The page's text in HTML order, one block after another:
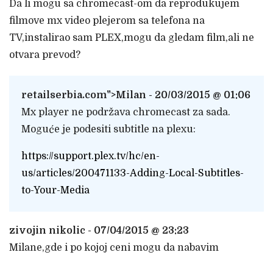
Da li mogu sa chromecast-om da reprodukujem
filmove mx video plejerom sa telefona na
TV,instalirao sam PLEX,mogu da gledam film,ali ne
otvara prevod?
retailserbia.com">Milan - 20/03/2015 @ 01:06
Mx player ne podržava chromecast za sada.
Moguće je podesiti subtitle na plexu:
https://support.plex.tv/hc/en-
us/articles/200471133-Adding-Local-Subtitles-
to-Your-Media
zivojin nikolic - 07/04/2015 @ 23:23
Milane,gde i po kojoj ceni mogu da nabavim